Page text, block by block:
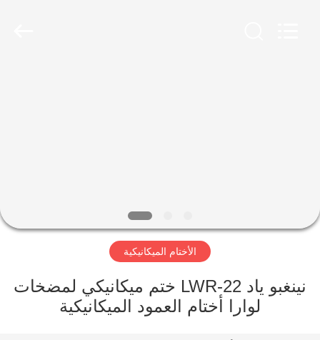
عنا
في
المعمل
الأختام الميكانيكية
نينغبو ياد LWR-22 ختم ميكانيكي لمضخات
لوارا أختام العمود الميكانيكية